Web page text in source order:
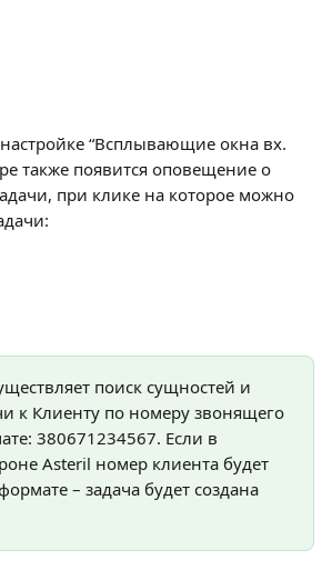
“Всплывающие окна вх.
также появится оповещение о
при клике на которое можно
поиск сущностей и
к Клиенту по номеру звонящего
380671234567. Если в
Asteril номер клиента будет
– задача будет создана